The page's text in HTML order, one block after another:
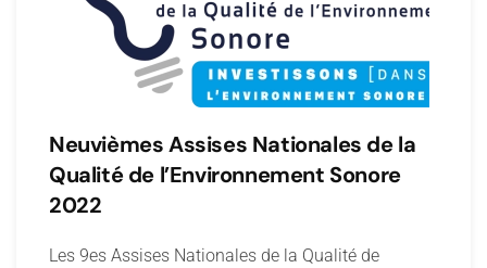
Neuvièmes Assises Nationales de la
Qualité de l’Environnement Sonore
2022
Les 9es Assises Nationales de la Qualité de